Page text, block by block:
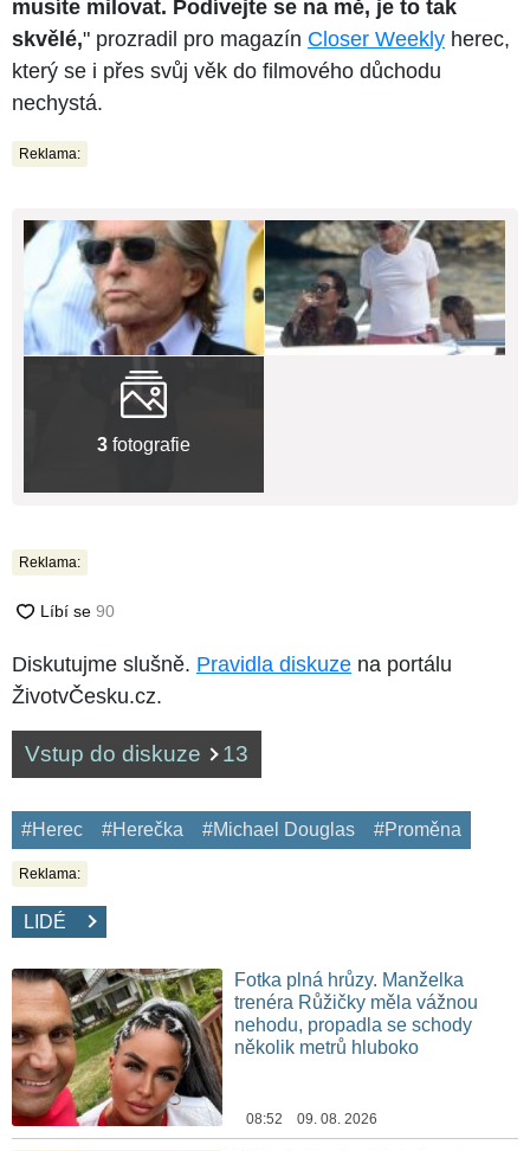
musíte milovat. Podívejte se na mě, je to tak
skvělé," prozradil pro magazín Closer Weekly herec,
který se i přes svůj věk do filmového důchodu
nechystá.
Reklama:
3 fotografie
Reklama:
Diskutujme slušně. Pravidla diskuze na portálu
ŽivotvČesku.cz.
Vstup do diskuze 13
#Herec #Herečka #Michael Douglas #Proměna
Reklama:
LIDÉ
Fotka plná hrůzy. Manželka
trenéra Růžičky měla vážnou
nehodu, propadla se schody
několik metrů hluboko
08:52 09. 08. 2026